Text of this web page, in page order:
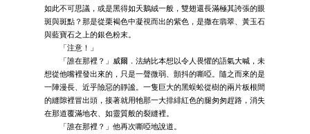
如此不可思議，或是黑得如天鵝絨一般，雙翅還長滿極其誇張的眼
斑與斑點？那是從栗褐色中凝視而出的紫色，是撒在翡翠、黃玉石
與藍寶石之上的銀色粉末。
「注意！」
「誰在那裡？」威爾．法納比本想以令人畏懼的語氣大喊，未
想從他嘴裡發出來的，只是一聲微弱、顫抖的嘶啞。隨之而來的是
一陣漫長、近乎險惡的靜謐。一隻巨大的黑蜈蚣從樹的兩片板根間
的縫隙裡冒出頭，接著就用牠那一大排緋紅色的腿匆匆趕路，消失
在那道覆滿地衣、如靈質般的裂縫裡。
「誰在那裡？」他再次嘶啞地說道。